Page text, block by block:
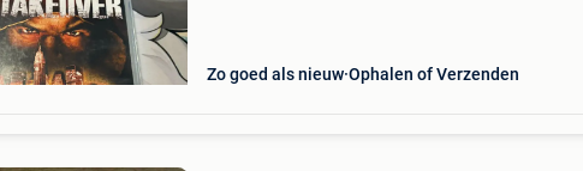
Zo goed als nieuw Ophalen of Verzenden